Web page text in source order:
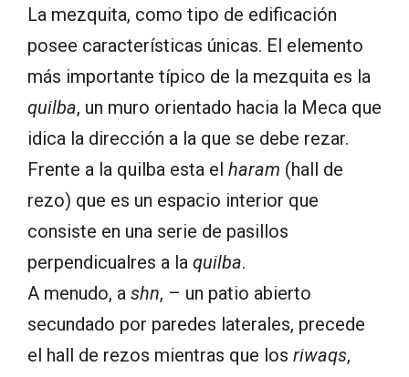
La mezquita, como tipo de edificación
posee características únicas. El elemento
más importante típico de la mezquita es la
quilba, un muro orientado hacia la Meca que
idica la dirección a la que se debe rezar.
Frente a la quilba esta el haram (hall de
rezo) que es un espacio interior que
consiste en una serie de pasillos
perpendicualres a la quilba.
A menudo, a shn, – un patio abierto
secundado por paredes laterales, precede
el hall de rezos mientras que los riwaqs,